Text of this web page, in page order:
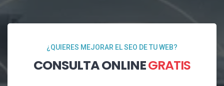
¿QUIERES MEJORAR EL SEO DE TU WEB?
CONSULTA ONLINEGRATIS